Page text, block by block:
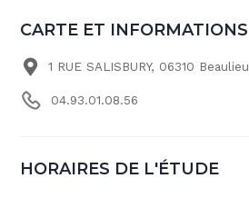
CARTE ET
1 RUE SALISBURY, 06310
04.93.01.08.56
HORAIRES DE L'ÉTUDE